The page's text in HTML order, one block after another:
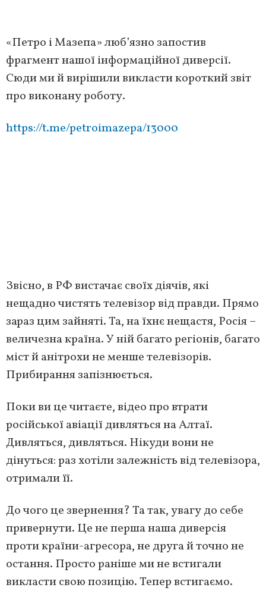
«Петро і Мазепа» люб’язно запостив
фрагмент нашої інформаційної диверсії.
Сюди ми й вирішили викласти короткий звіт
про виконану роботу.
https://t.me/petroimazepa/13000
Звісно, в РФ вистачає своїх діячів, які
нещадно чистять телевізор від правди. Прямо
зараз цим зайняті. Та, на їхнє нещастя, Росія –
величезна країна. У ній багато регіонів, багато
міст й анітрохи не менше телевізорів.
Прибирання запізнюється.
Поки ви це читаєте, відео про втрати
російської авіації дивляться на Алтаї.
Дивляться, дивляться. Нікуди вони не
дінуться: раз хотіли залежність від телевізора,
отримали її.
До чого це звернення? Та так, увагу до себе
привернути. Це не перша наша диверсія
проти країни-агресора, не друга й точно не
остання. Просто раніше ми не встигали
викласти свою позицію. Тепер встигаємо.